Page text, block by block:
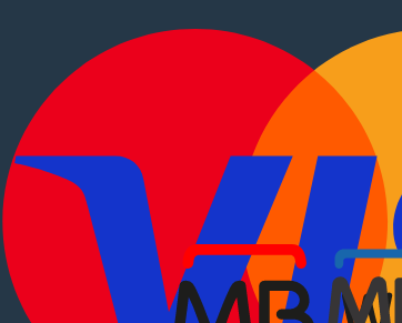
pesados, camiões, autocaravanas
Informações
Como comprar e vender
Pacotes de anúncios
Verificar VIN e matrícula
Sobre